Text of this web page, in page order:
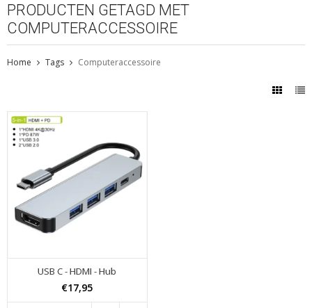
PRODUCTEN GETAGD MET
COMPUTERACCESSOIRE
Home Tags Computeraccessoire
USB C - HDMI - Hub
€17,95